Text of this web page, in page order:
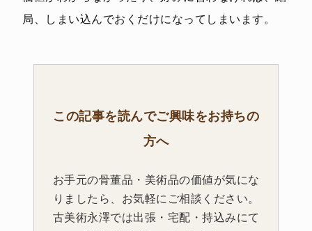
局、しまい込んでおくだけになってしまいます。
この記事を読んでご興味をお持ちの
方へ
お手元の骨董品・美術品の価値が気にな
りましたら、お気軽にご相談ください。
古美術永澤では出張・宅配・持込みにて